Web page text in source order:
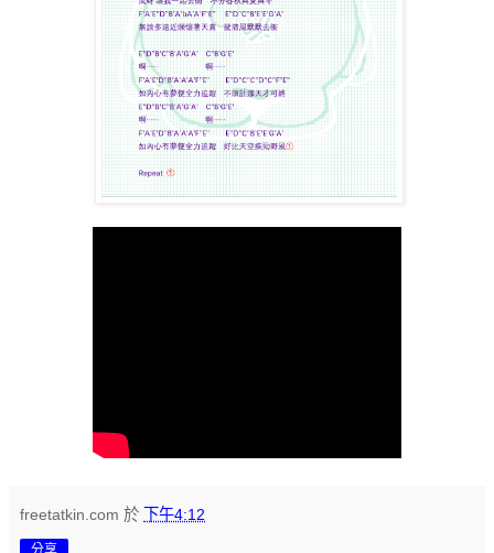
freetatkin.com 於 下午4:12
分享